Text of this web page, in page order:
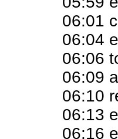
06:01
06:04
06:06
06:09
06:10
06:13
06:16